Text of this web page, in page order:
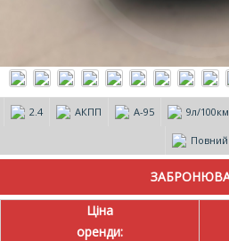
2.4 АКПП А-95 9л/100км
Повний
Ціна
оренди: